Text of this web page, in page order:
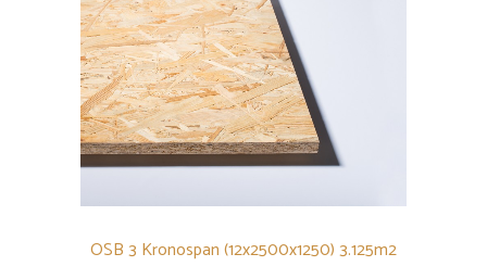
OSB desky (péro-drážka)
OSB desky (rovná hrana)
KVH-hranoly
Terasové prvky
BARVY, LAKY A LEPIDLA
SPOJOVACÍ MATERIÁL
POLYKARBONÁTY
OSB 3 Kronospan (12x2500x1250) 3.125m2